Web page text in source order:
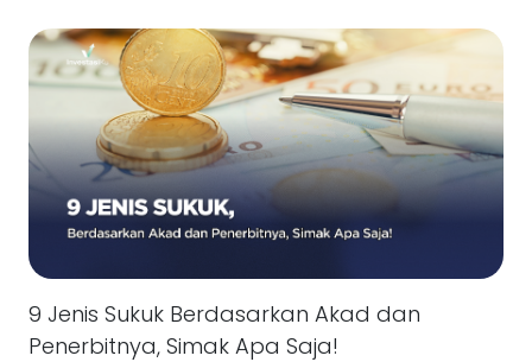
9 Jenis Sukuk Berdasarkan Akad dan
Penerbitnya, Simak Apa Saja!